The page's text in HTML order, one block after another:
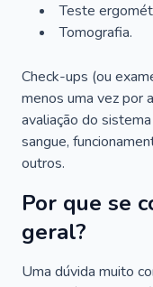
Teste
Tomografia.
Check-ups (ou
menos uma vez por
avaliação do
sangue,
outros.
Por que se
geral?
Uma dúvida muito